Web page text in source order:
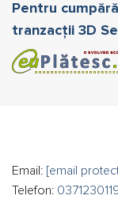
Pentru
tranzacții 3D
Email: [email
Telefon: